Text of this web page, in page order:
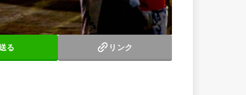
る リンク